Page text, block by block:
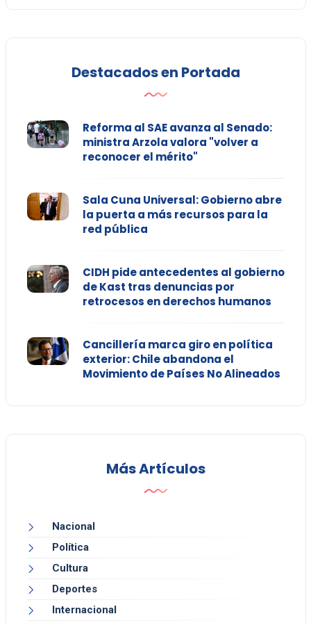
Destacados en Portada
Reforma al SAE avanza al Senado:
ministra Arzola valora "volver a
reconocer el mérito"
Sala Cuna Universal: Gobierno abre
la puerta a más recursos para la
red pública
CIDH pide antecedentes al gobierno
de Kast tras denuncias por
retrocesos en derechos humanos
Cancillería marca giro en política
exterior: Chile abandona el
Movimiento de Países No Alineados
Más Artículos
Nacional
Política
Cultura
Deportes
Internacional